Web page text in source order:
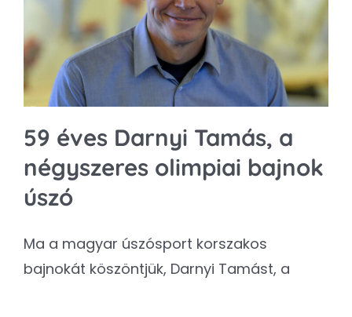
SEARCH
FOR:
59 éves Darnyi Tamás, a
négyszeres olimpiai bajnok
úszó
Ma a magyar úszósport korszakos
bajnokát köszöntjük, Darnyi Tamást, a